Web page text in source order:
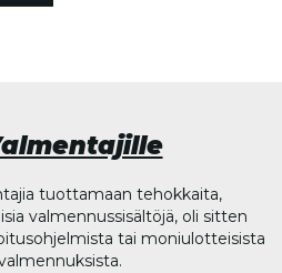
tuottamaan tehokkaita,
valmennussisältöjä, oli sitten
tai moniulotteisista